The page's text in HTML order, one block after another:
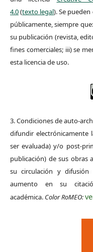
4.0(texto legal). Se
públicamente, siempre
su publicación (revista,
fines comerciales; iii) se
esta licencia de uso.
3. Condiciones de auto-
difundir electrónicamente
ser evaluada) y/o post-
publicación) de sus obras
su circulación y
aumento en su
académica. Color RoMEO: